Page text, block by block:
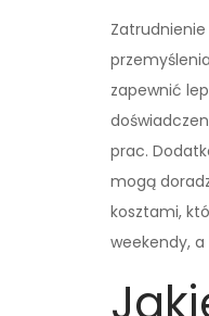
zapewnić
prac.
mogą
kosztami,
weekendy,